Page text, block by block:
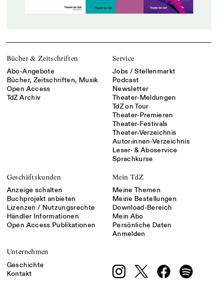
Bücher & Zeitschriften
Abo-Angebote
Bücher, Zeitschriften, Musik
Open Access
TdZ Archiv
Service
Jobs / Stellenmarkt
Podcast
Newsletter
Theater-Meldungen
TdZ on Tour
Theater-Premieren
Theater-Festivals
Theater-Verzeichnis
Autor:innen-Verzeichnis
Leser- & Aboservice
Sprachkurse
Geschäftskunden
Anzeige schalten
Buchprojekt anbieten
Lizenzen / Nutzungsrechte
Händler Informationen
Open Access Publikationen
Mein TdZ
Meine Themen
Meine Bestellungen
Download-Bereich
Mein Abo
Persönliche Daten
Anmelden
Unternehmen
Geschichte
Kontakt